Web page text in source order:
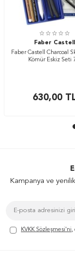
Faber Castell
Faber Castell Charcoal
Kömür Eskiz Seti
630,00
Kampanya ve
KVKK Sözleşmesi'ni,